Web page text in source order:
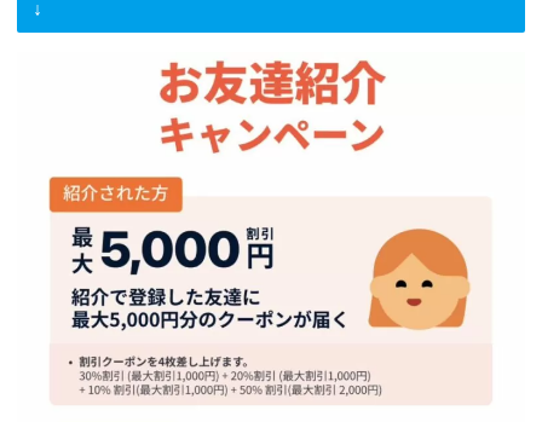
↓